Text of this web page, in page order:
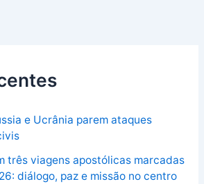
e Ucrânia parem ataques
três viagens apostólicas marcadas
diálogo, paz e missão no centro